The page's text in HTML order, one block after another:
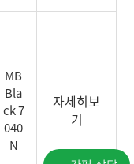
MB
Bla
ck 7
040
N
자세히보
기